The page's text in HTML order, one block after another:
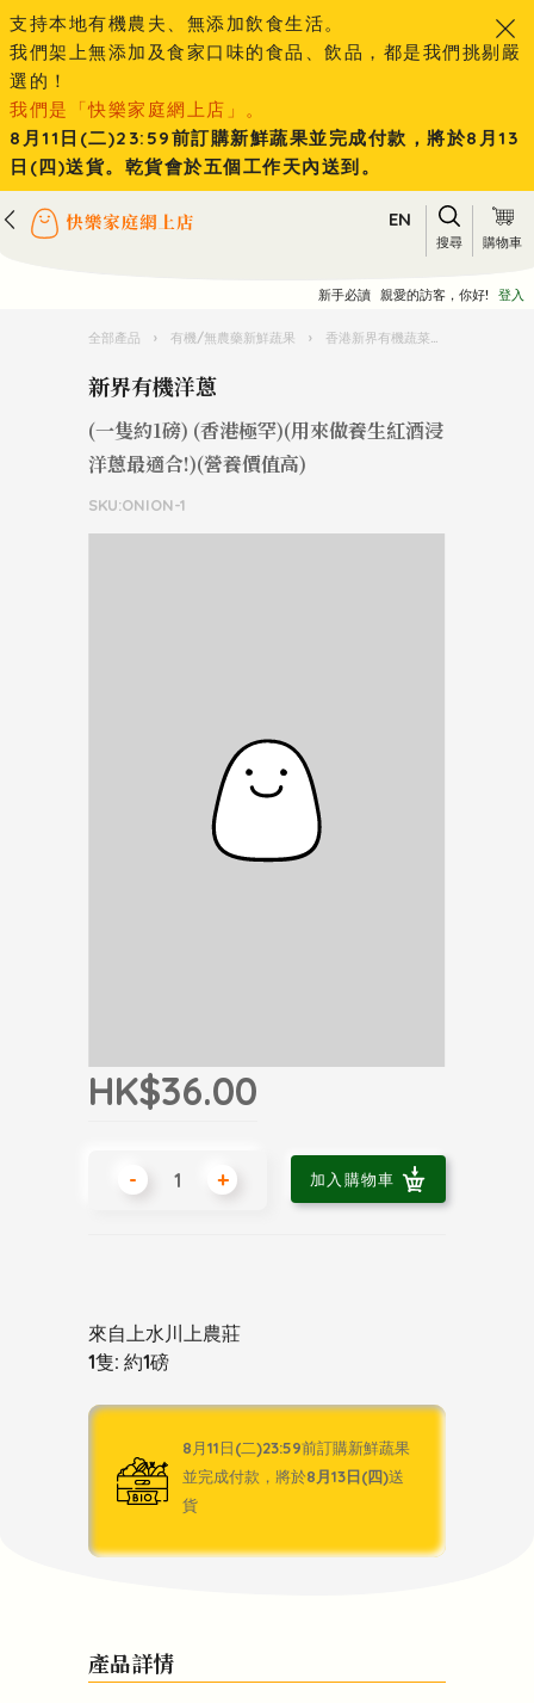
支持本地有機農夫、無添加飲食生活。
我們架上無添加及食家口味的食品、飲品，都是我們挑剔嚴
選的！
我們是「快樂家庭網上店」。
8月11日(二)23:59前訂購新鮮蔬果並完成付款，將於8月13
日(四)送貨。乾貨會於五個工作天內送到。
EN
搜尋 購物車
新手必讀 親愛的訪客，你好! 登入
全部產品 › 有機/無農藥新鮮蔬果 › 香港新界有機蔬菜水果
新界有機洋蔥
(一隻約1磅) (香港極罕)(用來做養生紅酒浸
洋蔥最適合!)(營養價值高)
SKU:ONION-1
HK$36.00
- + 加入購物車
來自上水川上農莊
1隻: 約1磅
8月11日(二)23:59前訂購新鮮蔬果
並完成付款，將於8月13日(四)送
貨
產品詳情